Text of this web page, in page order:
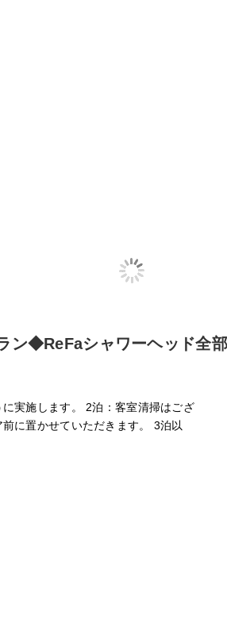
ン◆ReFaシャワーヘッド全
実施します。 2泊：客室清掃はござ
に置かせていただきます。 3泊以